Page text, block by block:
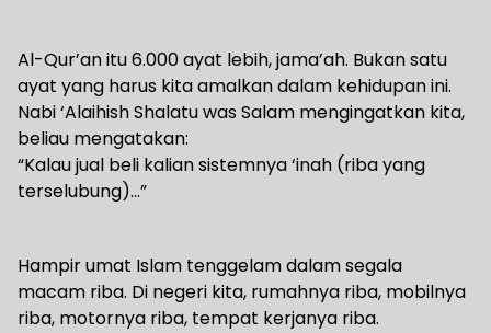
Al-Qur’an itu 6.000 ayat lebih, jama’ah. Bukan satu
ayat yang harus kita amalkan dalam kehidupan ini.
Nabi ‘Alaihish Shalatu was Salam mengingatkan kita,
beliau mengatakan:
“Kalau jual beli kalian sistemnya ‘inah (riba yang
terselubung)…”
Hampir umat Islam tenggelam dalam segala
macam riba. Di negeri kita, rumahnya riba, mobilnya
riba, motornya riba, tempat kerjanya riba.